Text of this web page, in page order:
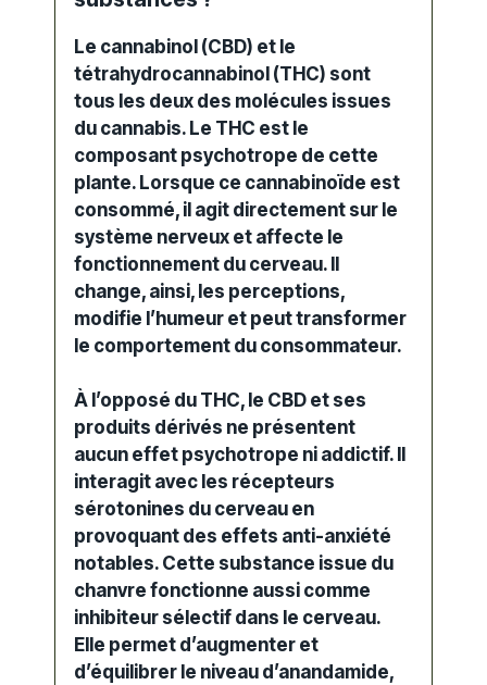
Le cannabinol (CBD) et le
tétrahydrocannabinol (THC) sont
tous les deux des molécules issues
du cannabis. Le THC est le
composant psychotrope de cette
plante. Lorsque ce cannabinoïde est
consommé, il agit directement sur le
système nerveux et affecte le
fonctionnement du cerveau. Il
change, ainsi, les perceptions,
modifie l’humeur et peut transformer
le comportement du consommateur.
À l’opposé du THC, le CBD et ses
produits dérivés ne présentent
aucun effet psychotrope ni addictif. Il
interagit avec les récepteurs
sérotonines du cerveau en
provoquant des effets anti-anxiété
notables. Cette substance issue du
chanvre fonctionne aussi comme
inhibiteur sélectif dans le cerveau.
Elle permet d’augmenter et
d’équilibrer le niveau d’anandamide,